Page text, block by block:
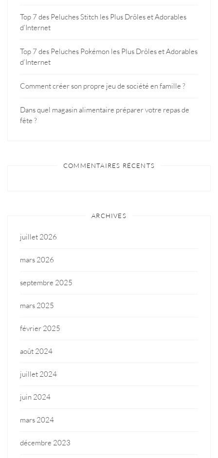
Top 7 des Peluches Stitch les Plus Drôles et Adorables
d’Internet
Top 7 des Peluches Pokémon les Plus Drôles et Adorables
d’Internet
Comment créer son propre jeu de société en famille ?
Dans quel magasin alimentaire préparer votre repas de
fête ?
COMMENTAIRES RÉCENTS
ARCHIVES
juillet 2026
mars 2026
septembre 2025
mars 2025
février 2025
août 2024
juillet 2024
juin 2024
mars 2024
décembre 2023